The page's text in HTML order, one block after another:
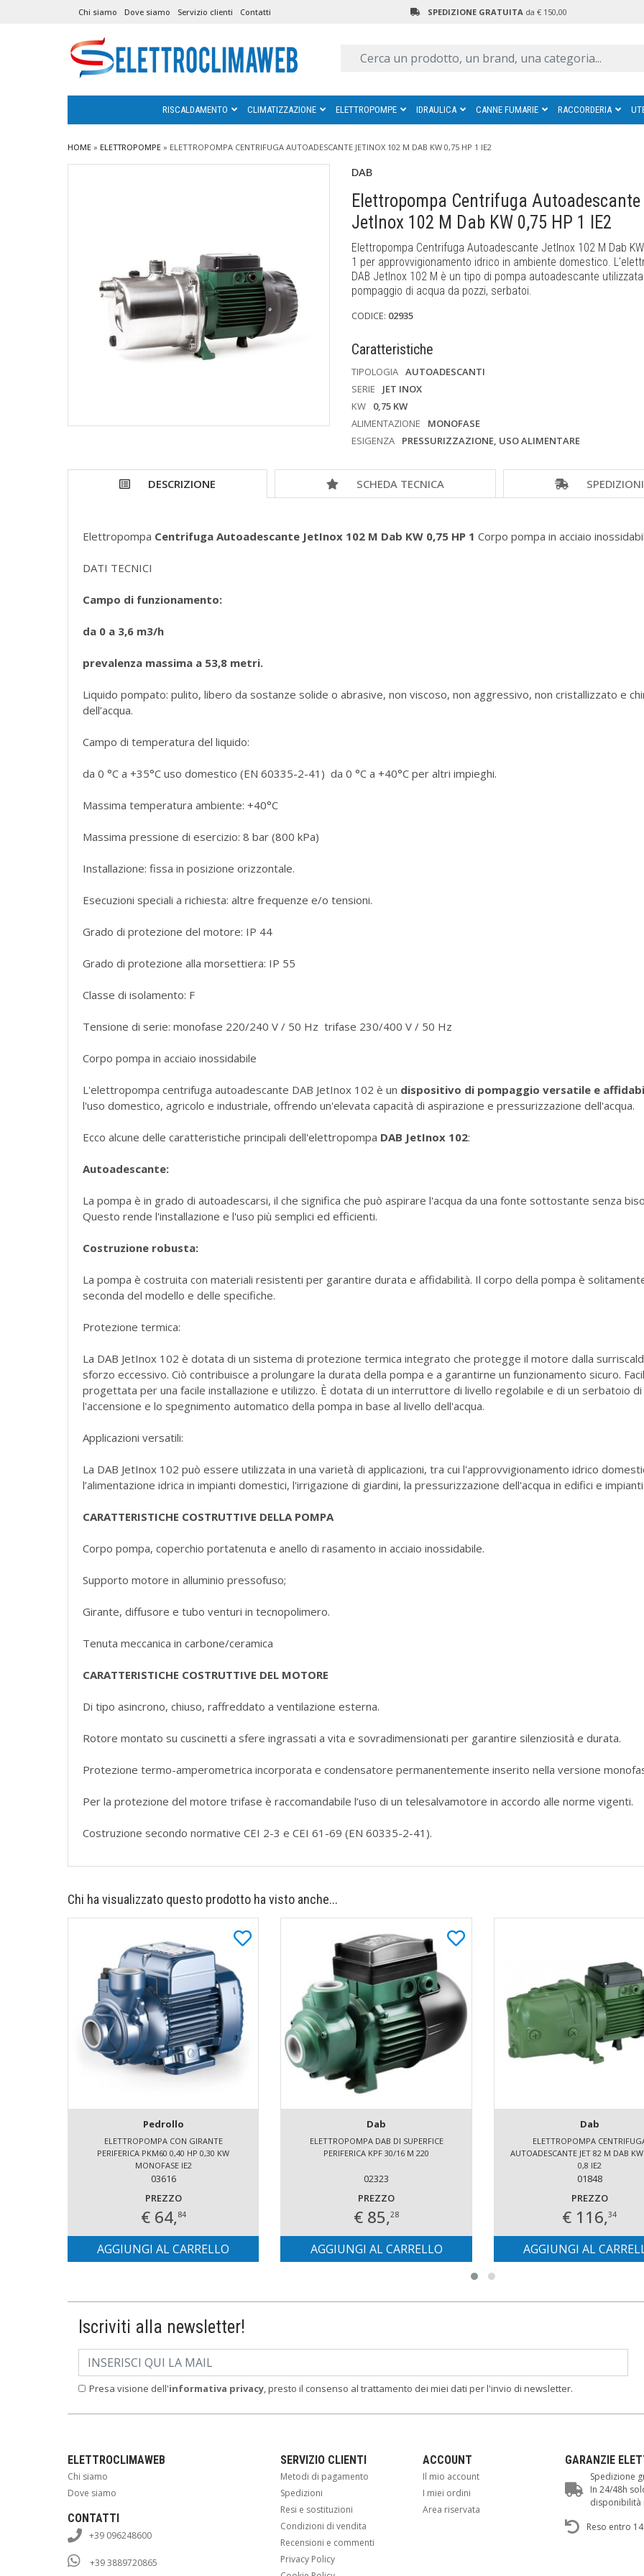
Chi siamo Dove siamo Servizio clienti Contatti SPEDIZIONE GRATUITA da € 150,00
RISCALDAMENTO CLIMATIZZAZIONE ELETTROPOMPE IDRAULICA CANNE FUMARIE RACCORDERIA
HOME» ELETTROPOMPE» ELETTROPOMPA CENTRIFUGA AUTOADESCANTE JETINOX 102 M DAB KW 0,75 HP 1 IE2
DAB
Elettropompa Centrifuga Autoadescante
JetInox 102 M Dab KW 0,75 HP 1 IE2
Elettropompa Centrifuga Autoadescante JetInox 102 M Dab
1 per approvvigionamento idrico in ambiente domestico.
DAB JetInox 102 M è un tipo di pompa autoadescante
pompaggio di acqua da pozzi, serbatoi.
CODICE: 02935
Caratteristiche
TIPOLOGIA AUTOADESCANTI
SERIE
JET INOX
KW
0,75 KW
ALIMENTAZIONE
MONOFASE
ESIGENZA
PRESSURIZZAZIONE, USO ALIMENTARE
DESCRIZIONE SCHEDA TECNICA SPEDIZIONI
Elettropompa Centrifuga Autoadescante JetInox 102 M Dab KW 0,75 HP 1 Corpo pompa in acciaio
DATI TECNICI
Campo di funzionamento:
da 0 a 3,6 m3/h
prevalenza massima a 53,8 metri.
Liquido pompato: pulito, libero da sostanze solide o abrasive, non viscoso, non aggressivo, non cristallizzato e
dell’acqua.
Campo di temperatura del liquido:
da 0 °C a +35°C uso domestico (EN 60335-2-41) da 0 °C a +40°C per altri impieghi.
Massima temperatura ambiente: +40°C
Massima pressione di esercizio: 8 bar (800 kPa)
Installazione: fissa in posizione orizzontale.
Esecuzioni speciali a richiesta: altre frequenze e/o tensioni.
Grado di protezione del motore: IP 44
Grado di protezione alla morsettiera: IP 55
Classe di isolamento: F
Tensione di serie: monofase 220/240 V / 50 Hz trifase 230/400 V / 50 Hz
Corpo pompa in acciaio inossidabile
L'elettropompa centrifuga autoadescante DAB JetInox 102 è un dispositivo di pompaggio versatile e
l'uso domestico, agricolo e industriale, offrendo un'elevata capacità di aspirazione e pressurizzazione dell'acqua.
Ecco alcune delle caratteristiche principali dell'elettropompa DAB JetInox 102:
Autoadescante:
La pompa è in grado di autoadescarsi, il che significa che può aspirare l'acqua da una fonte sottostante senza
Questo rende l'installazione e l'uso più semplici ed efficienti.
Costruzione robusta:
La pompa è costruita con materiali resistenti per garantire durata e affidabilità. Il corpo della pompa è
seconda del modello e delle specifiche.
Protezione termica:
La DAB JetInox 102 è dotata di un sistema di protezione termica integrato che protegge il motore dalla
sforzo eccessivo. Ciò contribuisce a prolungare la durata della pompa e a garantirne un funzionamento sicuro.
progettata per una facile installazione e utilizzo. È dotata di un interruttore di livello regolabile e di un serbatoio
l'accensione e lo spegnimento automatico della pompa in base al livello dell'acqua.
Applicazioni versatili:
La DAB JetInox 102 può essere utilizzata in una varietà di applicazioni, tra cui l'approvvigionamento idrico
l’alimentazione idrica in impianti domestici, l'irrigazione di giardini, la pressurizzazione dell'acqua in edifici e
CARATTERISTICHE COSTRUTTIVE DELLA POMPA
Corpo pompa, coperchio portatenuta e anello di rasamento in acciaio inossidabile.
Supporto motore in alluminio pressofuso;
Girante, diffusore e tubo venturi in tecnopolimero.
Tenuta meccanica in carbone/ceramica
CARATTERISTICHE COSTRUTTIVE DEL MOTORE
Di tipo asincrono, chiuso, raffreddato a ventilazione esterna.
Rotore montato su cuscinetti a sfere ingrassati a vita e sovradimensionati per garantire silenziosità e durata.
Protezione termo-amperometrica incorporata e condensatore permanentemente inserito nella versione
Per la protezione del motore trifase è raccomandabile l’uso di un telesalvamotore in accordo alle norme vigenti.
Costruzione secondo normative CEI 2-3 e CEI 61-69 (EN 60335-2-41).
Chi ha visualizzato questo prodotto ha visto anche...
Pedrollo
ELETTROPOMPA CON GIRANTE
PERIFERICA PKM60 0,40 HP 0,30 KW
MONOFASE IE2
03616
PREZZO
€ 64,84
AGGIUNGI AL CARRELLO
Dab
ELETTROPOMPA DAB DI SUPERFICE
PERIFERICA KPF 30/16 M 220
02323
PREZZO
€ 85,28
AGGIUNGI AL CARRELLO
Dab
ELETTROPOMPA
AUTOADESCANTE JET 82 M DAB
0,8 IE2
01848
PREZZO
€ 116,34
AGGIUNGI AL
Iscriviti alla newsletter!
Presa visione dell'informativa privacy, presto il consenso al trattamento dei miei dati per l'invio di newsletter.
ELETTROCLIMAWEB
Chi siamo
Dove siamo
CONTATTI
+39 096248600
+39 3889720865
SERVIZIO CLIENTI
Metodi di pagamento
Spedizioni
Resi e sostituzioni
Condizioni di vendita
Recensioni e commenti
Privacy Policy
ACCOUNT
Il mio account
I miei ordini
Area riservata
GARANZIE
Spedizione
In 24/48h
disponibilità
Reso entro